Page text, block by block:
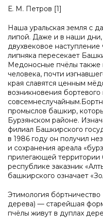
Е. М. Петров [1]
Наша уральская земля с
липой. Даже и в наши
двухвековое
липняка пересекает
Медоносные пчёлы также
человека, почти
края славятся ценным
возникновения бортевого
промыслов башкир,
Бурзянском районе.
филиал Башкирского
в 1986 году он получил
и сохранения ареала
прилегающей
республике заказник
башкирского означает
Этимология бо́ртничество
дерева) — старейшая
пчёлы живут в дуплах